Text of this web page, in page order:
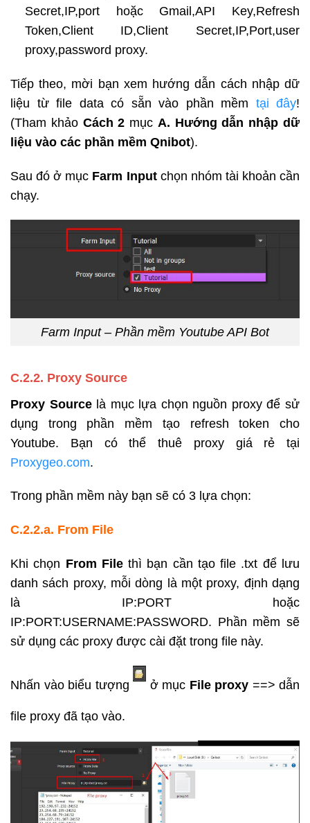
Secret,IP,port hoặc Gmail,API Key,Refresh
Token,Client ID,Client Secret,IP,Port,user
proxy,password proxy.
Tiếp theo, mời bạn xem hướng dẫn cách nhập dữ
liệu từ file data có sẵn vào phần mềm tại đây!
(Tham khảo Cách 2 mục A. Hướng dẫn nhập dữ
liệu vào các phần mềm Qnibot).
Sau đó ở mục Farm Inputchọn nhóm tài khoản cần
chạy.
Farm Input – Phần mềm Youtube API Bot
C.2.2. Proxy Source
Proxy Sourcelà mục lựa chọn nguồn proxy để sử
dụng trong phần mềm tạo refresh token cho
Youtube. Bạn có thể thuê proxy giá rẻ tại
Proxygeo.com.
Trong phần mềm này bạn sẽ có 3 lựa chọn:
C.2.2.a. From File
Khi chọn From Filethì bạn cần tạo file .txt để lưu
danh sách proxy, mỗi dòng là một proxy, định dạng
là IP:PORT hoặc
IP:PORT:USERNAME:PASSWORD. Phần mềm sẽ
sử dụng các proxy được cài đặt trong file này.
Nhấn vào biểu tượng ở mục File proxy ==> dẫn
file proxy đã tạo vào.